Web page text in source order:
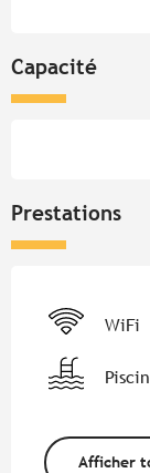
Capacité
Prestations
WiFi
Afficher